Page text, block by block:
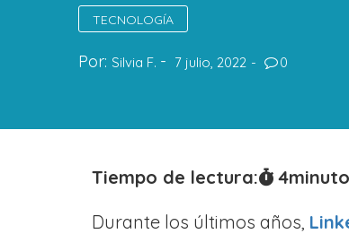
TECNOLOGÍA
Por: Silvia F. 7 julio, 2022 0
Tiempo de lectura: 4
Durante los últimos años,